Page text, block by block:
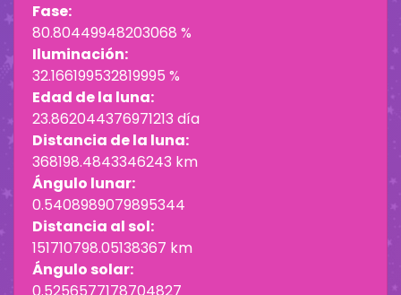
Fase:
80.80449948203068 %
Iluminación:
32.166199532819995 %
Edad de la luna:
23.862044376971213 día
Distancia de la luna:
368198.4843346243 km
Ángulo lunar:
0.5408989079895344
Distancia al sol:
151710798.05138367 km
Ángulo solar: